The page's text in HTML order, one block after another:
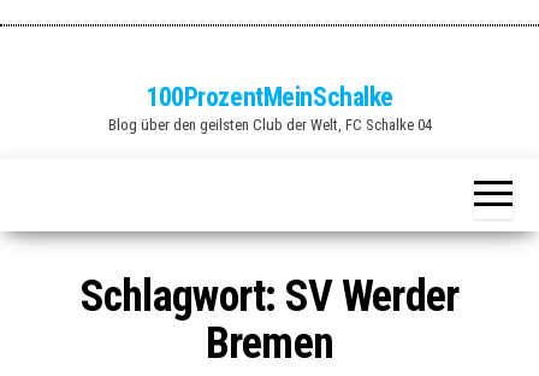
100ProzentMeinSchalke
Blog über den geilsten Club der Welt, FC Schalke 04
Schlagwort: SV Werder
Bremen